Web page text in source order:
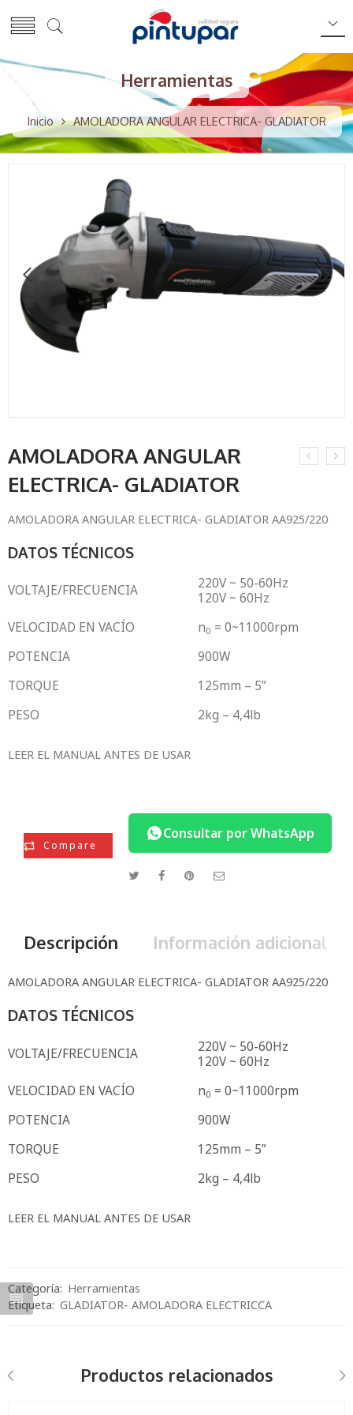
Herramientas
Inicio AMOLADORA ANGULAR ELECTRICA- GLADIATOR
AMOLADORA ANGULAR
ELECTRICA- GLADIATOR
AMOLADORA ANGULAR ELECTRICA- GLADIATOR AA925/220
DATOS TÉCNICOS
VOLTAJE/FRECUENCIA
220V ~ 50-60Hz
120V ~ 60Hz
VELOCIDAD EN VACÍO
n0 = 0~11000rpm
POTENCIA
900W
TORQUE
125mm – 5”
PESO
2kg – 4,4lb
LEER EL MANUAL ANTES DE USAR
Consultar por WhatsApp
Compare
Descripción Información adicional
AMOLADORA ANGULAR ELECTRICA- GLADIATOR AA925/220
DATOS TÉCNICOS
VOLTAJE/FRECUENCIA
220V ~ 50-60Hz
120V ~ 60Hz
VELOCIDAD EN VACÍO
n0 = 0~11000rpm
POTENCIA
900W
TORQUE
125mm – 5”
PESO
2kg – 4,4lb
LEER EL MANUAL ANTES DE USAR
Categoría: Herramientas
Etiqueta: GLADIATOR- AMOLADORA ELECTRICCA
Productos relacionados